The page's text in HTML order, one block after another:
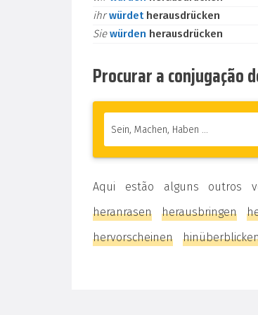
ihrwürdet herausdrücken
Siewürden herausdrücken
Procurar a conjugação
Aqui estão alguns outros
heranrasen
herausbringen
hervorscheinen